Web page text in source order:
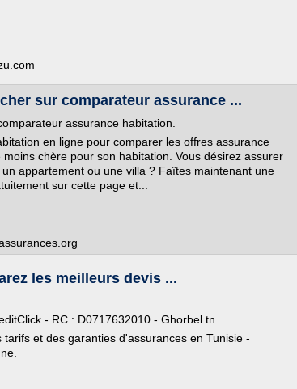
sur comparateur assurance ...
assurance habitation.
en ligne pour comparer les offres assurance
chère pour son habitation. Vous désirez assurer
appartement ou une villa ? Faîtes maintenant une
sur cette page et...
les meilleurs devis ...
- RC : D0717632010 - Ghorbel.tn
et des garanties d'assurances en Tunisie -